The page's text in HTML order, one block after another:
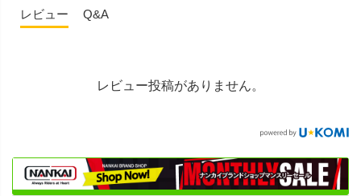
レビュー Q&A
レビュー投稿がありません。